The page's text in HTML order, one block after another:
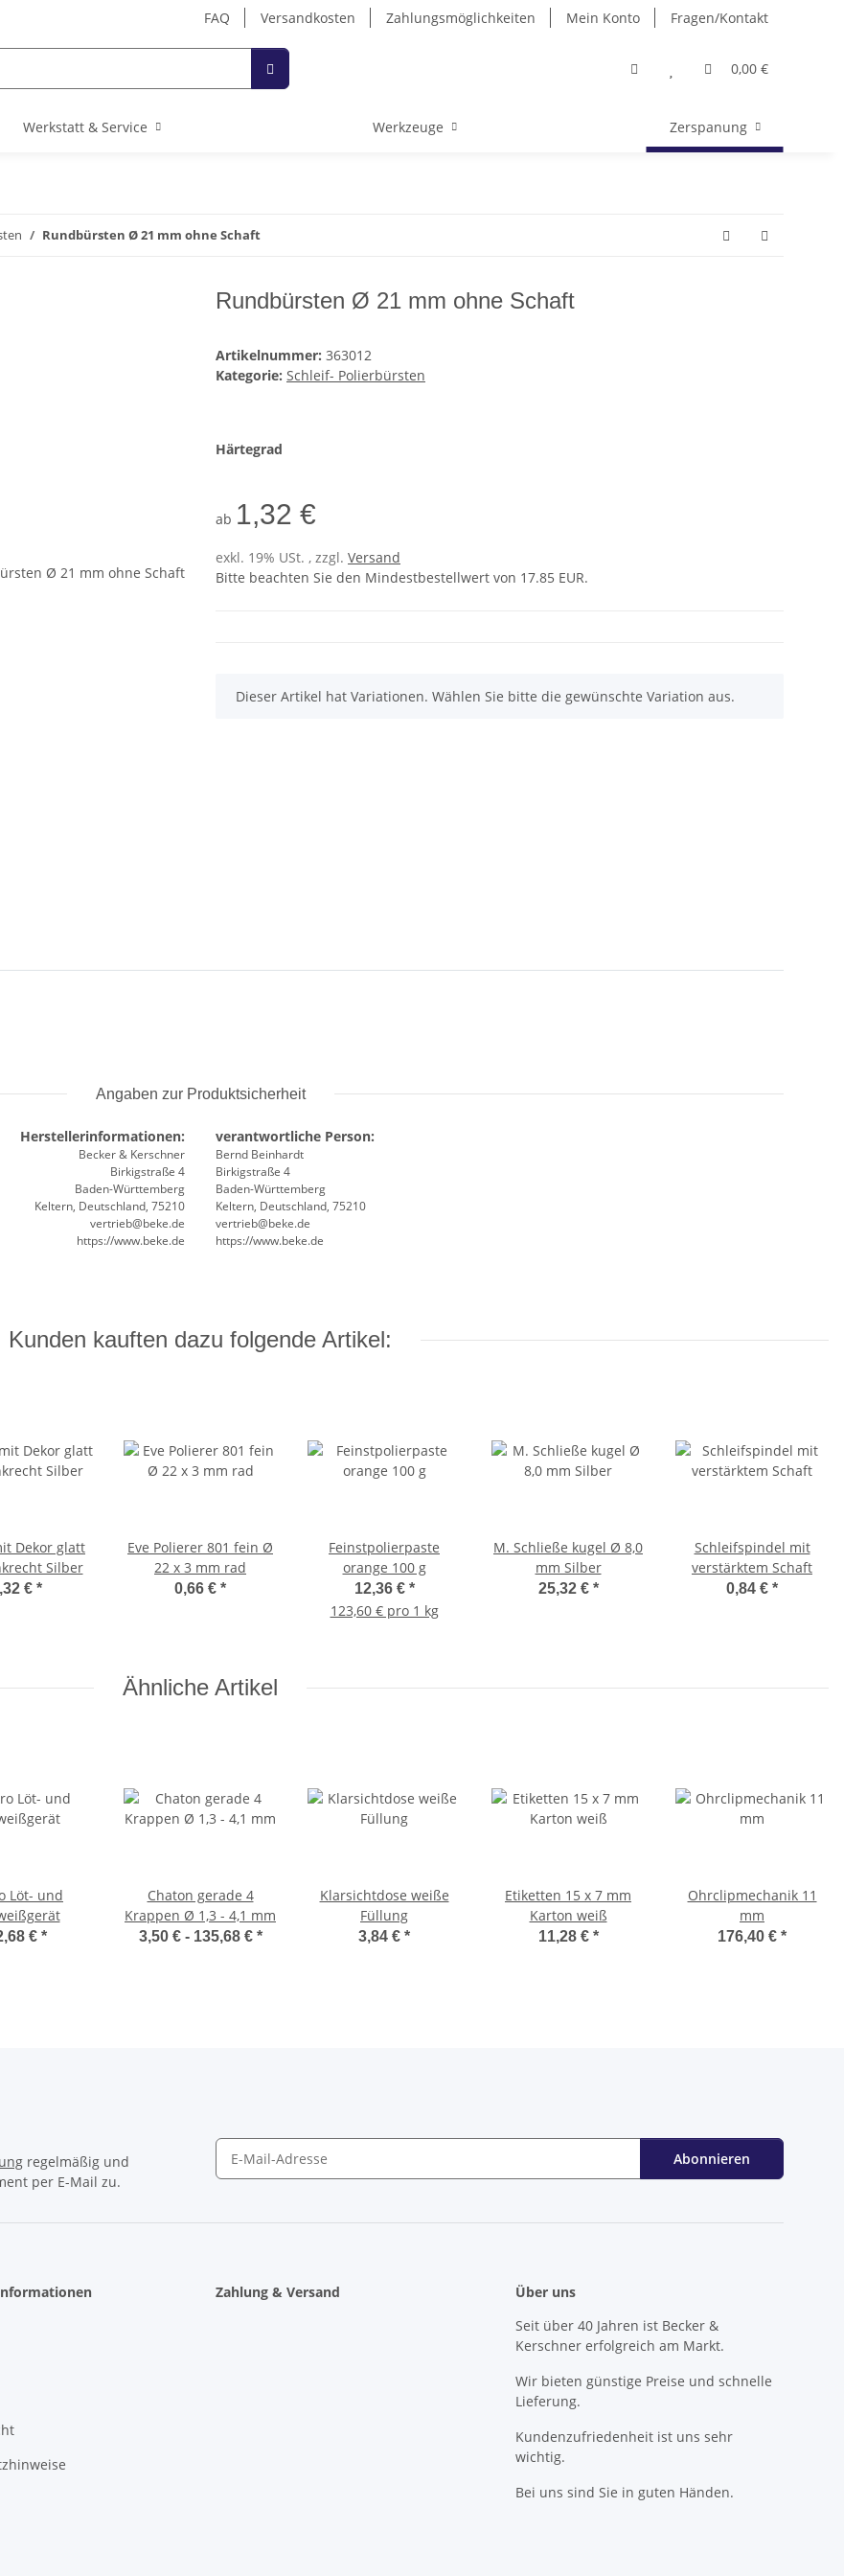
FAQ Versandkosten Zahlungsmöglichkeiten Mein Konto Fragen/Kontakt
0,00 €
Werkstatt & Service Werkzeuge Zerspanung
Rundbürsten Ø 21 mm ohne Schaft
Rundbürsten Ø 21 mm ohne Schaft
Artikelnummer: 363012
Kategorie: Schleif- Polierbürsten
Härtegrad
ab 1,32 €
exkl. 19% USt. , zzgl. Versand
Bitte beachten Sie den Mindestbestellwert von 17.85 EUR.
x
Dieser Artikel hat Variationen. Wählen Sie bitte die gewünschte Variation aus.
Angaben zur Produktsicherheit
Herstellerinformationen:
Becker & Kerschner
Birkigstraße 4
Baden-Württemberg
Keltern, Deutschland, 75210
vertrieb@beke.de
https://www.beke.de
verantwortliche Person:
Bernd Beinhardt
Birkigstraße 4
Baden-Württemberg
Keltern, Deutschland, 75210
vertrieb@beke.de
https://www.beke.de
Kunden kauften dazu folgende Artikel:
Dekor glatt
Silber
€ *
Eve Polierer 801 fein Ø
22 x 3 mm rad
0,66 € *
Feinstpolierpaste
orange 100 g
12,36 € *
123,60 € pro 1 kg
M. Schließe kugel Ø 8,0
mm Silber
25,32 € *
Schleifspindel mit
verstärktem Schaft
0,84 € *
Ähnliche Artikel
Löt- und
€ *
Chaton gerade 4
Krappen Ø 1,3 - 4,1 mm
3,50 € - 135,68 € *
Klarsichtdose weiße
Füllung
3,84 € *
Etiketten 15 x 7 mm
Karton weiß
11,28 € *
Ohrclipmechanik 11
mm
176,40 € *
regelmäßig und
per E-Mail zu.
Abonnieren
Zahlung & Versand
Über uns
Seit über 40 Jahren ist Becker &
Kerschner erfolgreich am Markt.
Wir bieten günstige Preise und schnelle
Lieferung.
Kundenzufriedenheit ist uns sehr
wichtig.
Bei uns sind Sie in guten Händen.